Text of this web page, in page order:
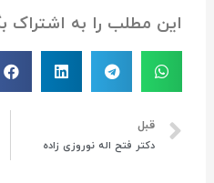
این مطلب را به اشتراک
قبل
دکتر فتح اله نوروزی زاده